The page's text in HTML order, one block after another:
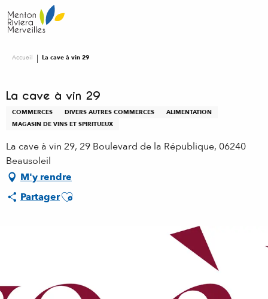
au
contenu
Accueil La cave à vin 29
La cave à vin 29
COMMERCES DIVERS AUTRES COMMERCES
ALIMENTATION
MAGASIN DE VINS ET SPIRITUEUX
La cave à vin 29, 29 Boulevard de la République, 06240
Beausoleil
M'y rendre
PartagerAjouter aux favoris